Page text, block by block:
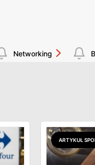
Networking
ARTYKUŁ